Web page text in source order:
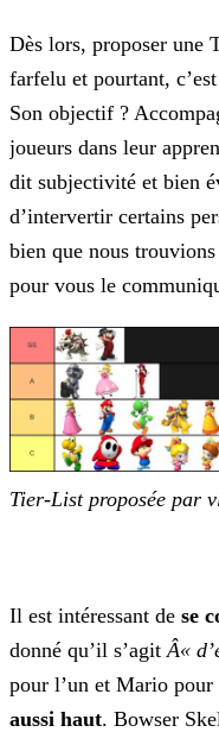
Dès lors, proposer une
farfelu et pourtant,
Son objectif ?
joueurs dans leur
dit subjectivité et bien
d’intervertir certains
bien que nous
pour vous le
Tier-List proposée par
Il est intéressant de se
donné qu’il s’agit Â«
pour l’un et Mario pour
aussi haut. Bowser